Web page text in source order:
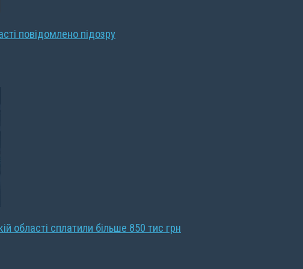
повідомлено підозру
області сплатили більше 850 тис грн